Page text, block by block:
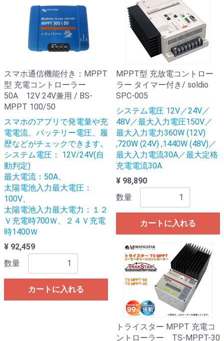
スマホ通信機能付き：MPPT
型 充電コントローラー
50A 12V 24V兼用 / BS-
MPPT 100/50
スマホのアプリで発電量や充
電電流、バッテリー電圧、履
歴などがチェックできます。
システム電圧： 12V/24V(自
動判定)
最大電流：50A、
太陽電池入力最大電圧：
100V、
太陽電池入力最大電力：１２
Ｖ充電時700Ｗ、２４Ｖ充電
時1400Ｗ
¥ 92,459
数量
カートに入れる
MPPT型 充放電コントロー
ラー タイマー付き/ soldio
SPC-005
システム電圧 12V／24V／
48V／最大入力電圧150V／
最大入力電力360W (12V)
,720W (24V) ,1440W (48V)／
最大入力電流30A／最大定格
充電電流30A
¥ 98,890
数量
カートに入れる
トライスター MPPT 充電コ
ントローラー TS-MPPT-30